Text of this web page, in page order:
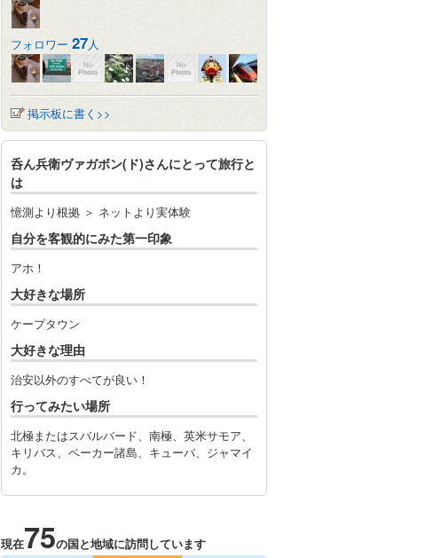
フォロワー 27人
掲示板に書く>>
呑ん兵衛ヴァガボン(ド)さんにとって旅行と
は
憶測より根拠 ＞ ネットより実体験
自分を客観的にみた第一印象
アホ！
大好きな場所
ケープタウン
大好きな理由
治安以外のすべてが良い！
行ってみたい場所
北極またはスバルバード、南極、英米サモア、
キリバス、ベーカー諸島、キューバ、ジャマイ
カ。
現在75の国と地域に訪問しています